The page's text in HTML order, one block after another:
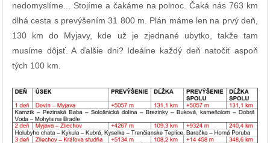
nedomyslíme... Stojíme a čakáme na polnoc. Čaká nás 763 km
dlhá cesta s prevýšením 31 800 m. Plán máme len na prvý deň,
130 km do Myjavy, kde už je zjednané ubytko, takže tam
musíme dôjsť. A ďalšie dni? Ideálne každý deň natočiť aspoň
tých 100 km.